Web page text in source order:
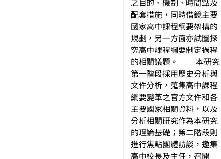
之目的、機制、時間點及
配套措施，同時借鏡主要
國家高中課程綱要架構的
規劃，另一方面亦試圖探
究高中課程綱要制定過程
的相關議題。 本研究
第一階段採用歷史分析與
文件分析，蒐集高中課程
綱要變革之官方文件和各
主要國家相關資料，以及
分析相關研究作為本研究
的理論基礎；第二階段則
進行焦點團體訪談，邀集
高中校長及主任，召開